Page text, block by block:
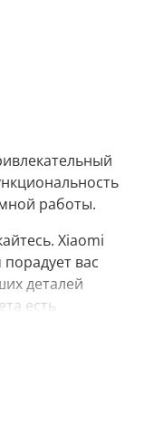
работы.
Xiaomi
вас
деталей
есть
стилуса
Pad 6
процессор